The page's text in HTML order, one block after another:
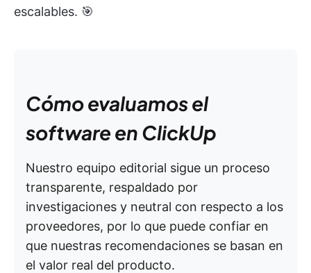
escalables. 🎯
Cómo evaluamos el
software en ClickUp
Nuestro equipo editorial sigue un proceso
transparente, respaldado por
investigaciones y neutral con respecto a los
proveedores, por lo que puede confiar en
que nuestras recomendaciones se basan en
el valor real del producto.